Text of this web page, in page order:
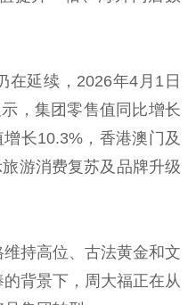
在延续，2026年4月1日
，集团零售值同比增长
长10.3%，香港澳门及
游消费复苏及品牌升级
持高位、古法黄金和文
背景下，周大福正在从